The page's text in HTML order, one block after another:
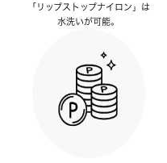
「リップストップナイロン」は
水洗いが可能。